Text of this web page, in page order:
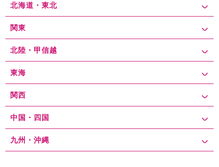
北海道・東北
関東
北陸・甲信越
東海
関西
中国・四国
九州・沖縄